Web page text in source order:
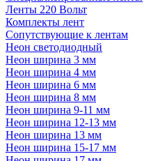
Ленты 220 Вольт
Комплекты лент
Сопутствующие к лентам
Неон светодиодный
Неон ширина 3 мм
Неон ширина 4 мм
Неон ширина 6 мм
Неон ширина 8 мм
Неон ширина 9-11 мм
Неон ширина 12-13 мм
Неон ширина 13 мм
Неон ширина 15-17 мм